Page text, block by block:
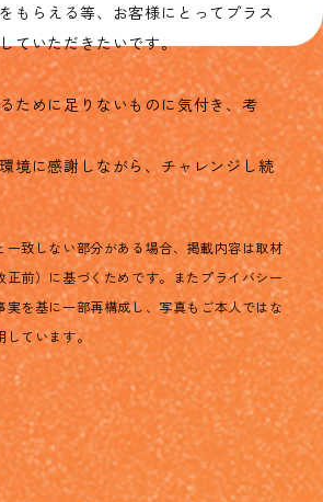
もらえる等、お客様にとってプラス
ていただきたいです。
ために足りないものに気付き、考
境に感謝しながら、チャレンジし続
致しない部分がある場合、掲載内容は取材
正前）に基づくためです。またプライバシー
実を基に一部再構成し、写真もご本人ではな
しています。